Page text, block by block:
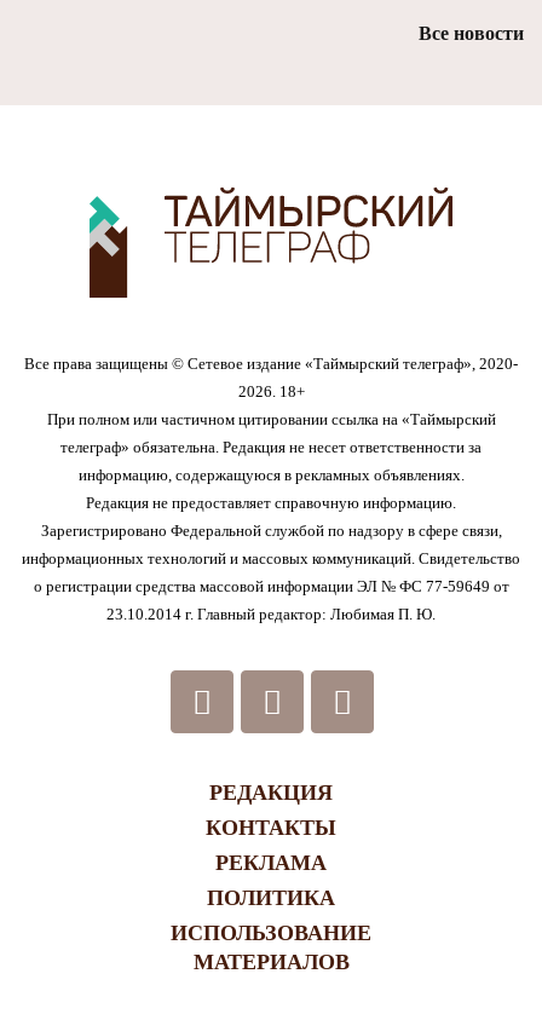
Все новости
Все права защищены © Сетевое издание «Таймырский телеграф», 2020-
2026. 18+
При полном или частичном цитировании ссылка на «Таймырский
телеграф» обязательна. Редакция не несет ответственности за
информацию, содержащуюся в рекламных объявлениях.
Редакция не предоставляет справочную информацию.
Зарегистрировано Федеральной службой по надзору в сфере связи,
информационных технологий и массовых коммуникаций. Свидетельство
о регистрации средства массовой информации ЭЛ № ФС 77-59649 от
23.10.2014 г. Главный редактор: Любимая П. Ю.
РЕДАКЦИЯ
КОНТАКТЫ
РЕКЛАМА
ПОЛИТИКА
ИСПОЛЬЗОВАНИЕ
МАТЕРИАЛОВ